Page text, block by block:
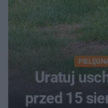
Uratuj
przed 15